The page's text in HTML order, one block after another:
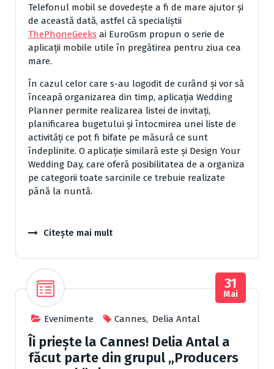
Telefonul mobil se dovedește a fi de mare ajutor și
de această dată, astfel că specialiștii
ThePhoneGeeks ai EuroGsm propun o serie de
aplicații mobile utile în pregătirea pentru ziua cea
mare.
În cazul celor care s-au logodit de curând și vor să
înceapă organizarea din timp, aplicația Wedding
Planner permite realizarea listei de invitați,
planificarea bugetului și întocmirea unei liste de
activități ce pot fi bifate pe măsură ce sunt
îndeplinite. O aplicație similară este și Design Your
Wedding Day, care oferă posibilitatea de a organiza
pe categorii toate sarcinile ce trebuie realizate
până la nuntă.
Citește mai mult
Evenimente Cannes, Delia Antal
31
Mai
Îi priește la Cannes! Delia Antal a
făcut parte din grupul „Producers